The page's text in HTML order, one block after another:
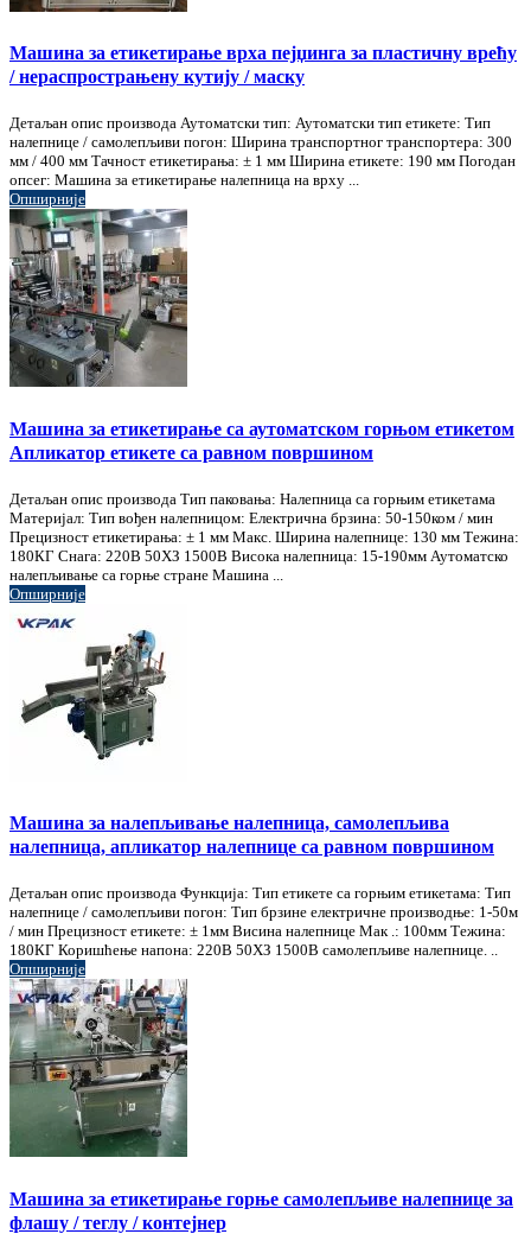
Машина за етикетирање врха пејџинга за пластичну врећу
/ нераспрострањену кутију / маску
Детаљан опис производа Аутоматски тип: Аутоматски тип етикете: Тип
налепнице / самолепљиви погон: Ширина транспортног транспортера: 300
мм / 400 мм Тачност етикетирања: ± 1 мм Ширина етикете: 190 мм Погодан
опсег: Машина за етикетирање налепница на врху ...
Опширније
Машина за етикетирање са аутоматском горњом етикетом
Апликатор етикете са равном површином
Детаљан опис производа Тип паковања: Налепница са горњим етикетама
Материјал: Тип вођен налепницом: Електрична брзина: 50-150ком / мин
Прецизност етикетирања: ± 1 мм Макс. Ширина налепнице: 130 мм Тежина:
180КГ Снага: 220В 50ХЗ 1500В Висока налепница: 15-190мм Аутоматско
налепљивање са горње стране Машина ...
Опширније
Машина за налепљивање налепница, самолепљива
налепница, апликатор налепнице са равном површином
Детаљан опис производа Функција: Тип етикете са горњим етикетама: Тип
налепнице / самолепљиви погон: Тип брзине електричне производње: 1-50м
/ мин Прецизност етикете: ± 1мм Висина налепнице Мак .: 100мм Тежина:
180КГ Коришћење напона: 220В 50ХЗ 1500В самолепљиве налепнице. ..
Опширније
Машина за етикетирање горње самолепљиве налепнице за
флашу / теглу / контејнер